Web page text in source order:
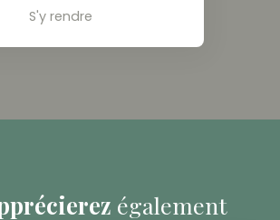
S'y rendre
également